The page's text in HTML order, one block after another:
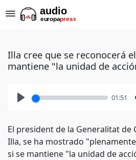
Illa cree que se reconocerá
mantiene "la unidad de
01:51
El president de la Generalitat de
Illa, se ha mostrado
si se mantiene "la unidad de